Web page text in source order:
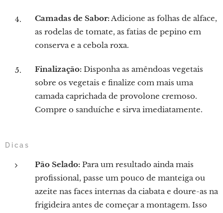
Camadas de Sabor:Adicione as folhas de alface,
as rodelas de tomate, as fatias de pepino em
conserva e a cebola roxa.
Finalização: Disponha as amêndoas vegetais
sobre os vegetais e finalize com mais uma
camada caprichada de provolone cremoso.
Compre o sanduíche e sirva imediatamente.
Dicas
Pão Selado: Para um resultado ainda mais
profissional, passe um pouco de manteiga ou
azeite nas faces internas da ciabata e doure-as na
frigideira antes de começar a montagem. Isso